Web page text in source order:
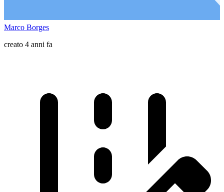
Marco Borges
creato 4 anni fa